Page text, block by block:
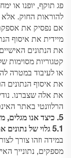
פג תוקף, יופנו או
להוראות החוק. אלא
אם נפסיק את
מיידית את איסוף
את הנתונים
קטגוריות מסוימות
או לעיבוד במטרה
את איסוף הנתונים
את אלה שצברנו.
הרלוונטי באתר
5. כיצד אנו מגלים, משתפים או מועברים את נתוני האישורים
5.1 גלוי של נתונים
במידה וזהו צורך
מספקים, נתונייך